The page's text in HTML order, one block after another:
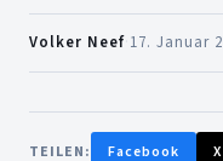
Volker Neef 17. Januar
TEILEN: Facebook